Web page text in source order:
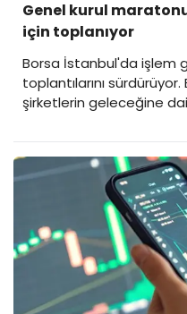
Genel kurul
için toplanıyor
Borsa İstanbul'da işlem
toplantılarını
şirketlerin geleceğine